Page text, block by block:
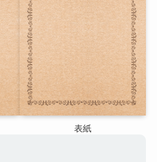
表紙